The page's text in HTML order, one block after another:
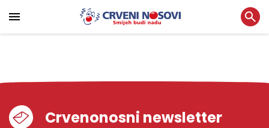
Crvenonosni newsletter